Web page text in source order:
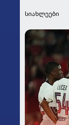
სიახლეები